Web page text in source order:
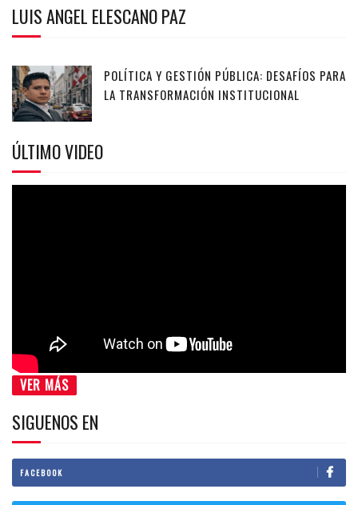
LUIS ANGEL ELESCANO PAZ
POLÍTICA Y GESTIÓN PÚBLICA: DESAFÍOS PARA
LA TRANSFORMACIÓN INSTITUCIONAL
ÚLTIMO VIDEO
VER MÁS
SIGUENOS EN
FACEBOOK